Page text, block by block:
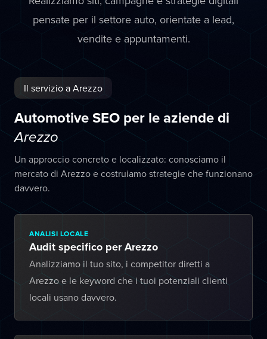
pensate per il settore auto, orientate a lead,
vendite e appuntamenti.
Il servizio a Arezzo
Automotive SEO per le aziende di
Arezzo
Un approccio concreto e localizzato: conosciamo il
mercato di Arezzo e costruiamo strategie che funzionano
davvero.
ANALISI LOCALE
Audit specifico per Arezzo
Analizziamo il tuo sito, i competitor diretti a
Arezzo e le keyword che i tuoi potenziali clienti
locali usano davvero.